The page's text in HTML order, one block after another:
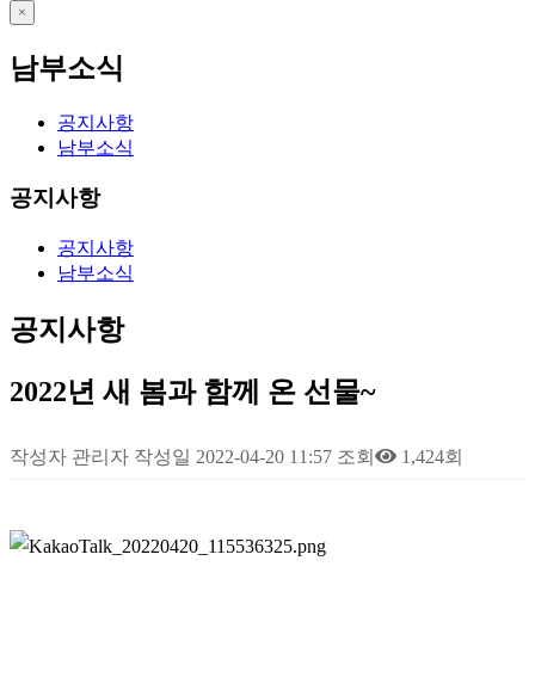
close
남부소식
공지사항
남부소식
공지사항
공지사항
남부소식
공지사항
2022년 새 봄과 함께 온 선물~
작성자 관리자 작성일 2022-04-20 11:57 조회 1,424회